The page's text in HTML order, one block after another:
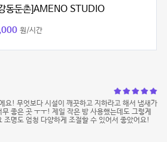
동둔촌]AMENO STUDIO
원/시간
요! 무엇보다 시설이 깨끗하고 지하라고 해서 냄새가
좋은 곳 ㅜㅜ! 제일 작은 방 사용했는데도 그렇게
조명도 엄청 다양하게 조절할 수 있어서 좋았어요!